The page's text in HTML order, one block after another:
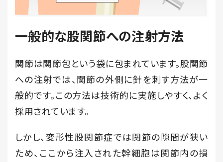
一般的な股関節への注射方法
関節は関節包という袋に包まれています。股関節
への注射では、関節の外側に針を刺す方法が一
般的です。この方法は技術的に実施しやすく、よく
採用されています。
しかし、変形性股関節症では関節の隙間が狭い
ため、ここから注入された幹細胞は関節内の損